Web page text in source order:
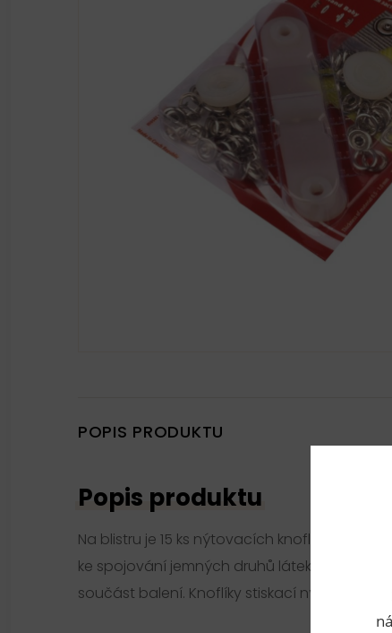
POPIS PRODUKTU
Popis produktu
Na blistru je 15 ks nýtovacích knoflíků o
ke spojování jemných druhů látek. Nýtování
součást balení. Knoflíky stiskací nýtovací